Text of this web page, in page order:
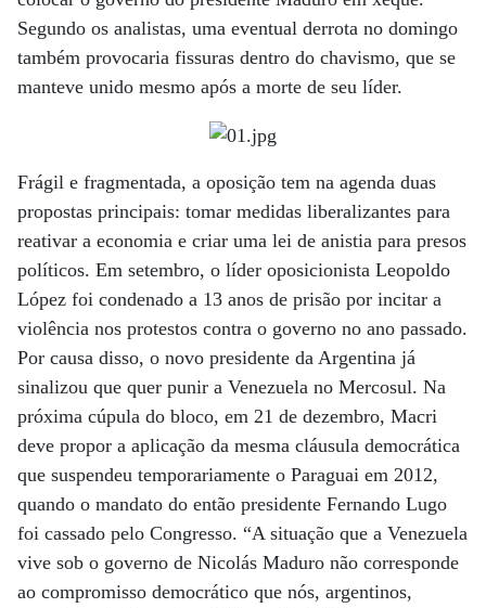
Segundo os analistas, uma eventual derrota no domingo
também provocaria fissuras dentro do chavismo, que se
manteve unido mesmo após a morte de seu líder.
Frágil e fragmentada, a oposição tem na agenda duas
propostas principais: tomar medidas liberalizantes para
reativar a economia e criar uma lei de anistia para presos
políticos. Em setembro, o líder oposicionista Leopoldo
López foi condenado a 13 anos de prisão por incitar a
violência nos protestos contra o governo no ano passado.
Por causa disso, o novo presidente da Argentina já
sinalizou que quer punir a Venezuela no Mercosul. Na
próxima cúpula do bloco, em 21 de dezembro, Macri
deve propor a aplicação da mesma cláusula democrática
que suspendeu temporariamente o Paraguai em 2012,
quando o mandato do então presidente Fernando Lugo
foi cassado pelo Congresso. “A situação que a Venezuela
vive sob o governo de Nicolás Maduro não corresponde
ao compromisso democrático que nós, argentinos,